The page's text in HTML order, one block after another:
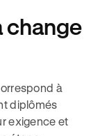
change
à
diplômés
exigence et